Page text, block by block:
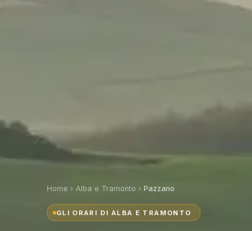
Home › Alba e Tramonto › Pazzano
GLI ORARI DI ALBA E TRAMONTO